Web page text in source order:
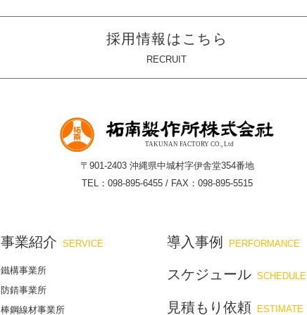
採用情報はこちら
RECRUIT
〒901-2403 沖縄県中城村字伊舎堂354番地
TEL：098-895-6455 / FAX：098-895-5515
事業紹介 SERVICE
鐵構事業所
防錆事業所
棒鋼線材事業所
導入事例 PERFORMANCE
スケジュール SCHEDULE
見積もり依頼 ESTIMATE